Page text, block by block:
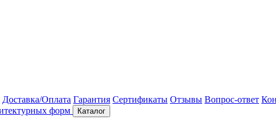
Доставка/Оплата Гарантия Сертификаты Отзывы Вопрос-ответ
Каталог